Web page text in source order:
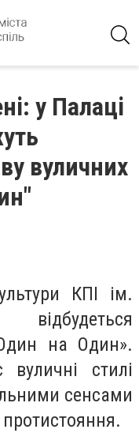
у Палаці
вуличних
КПІ ім.
на Один».
стилі
сенсами